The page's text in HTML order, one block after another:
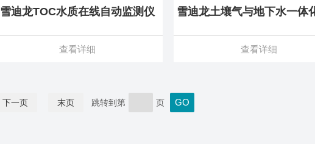
雪迪龙TOC水质在线自动监测仪
查看详细 查看详细
下一页 末页 跳转到第 页